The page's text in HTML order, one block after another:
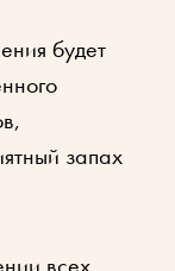
будет
запах
всех